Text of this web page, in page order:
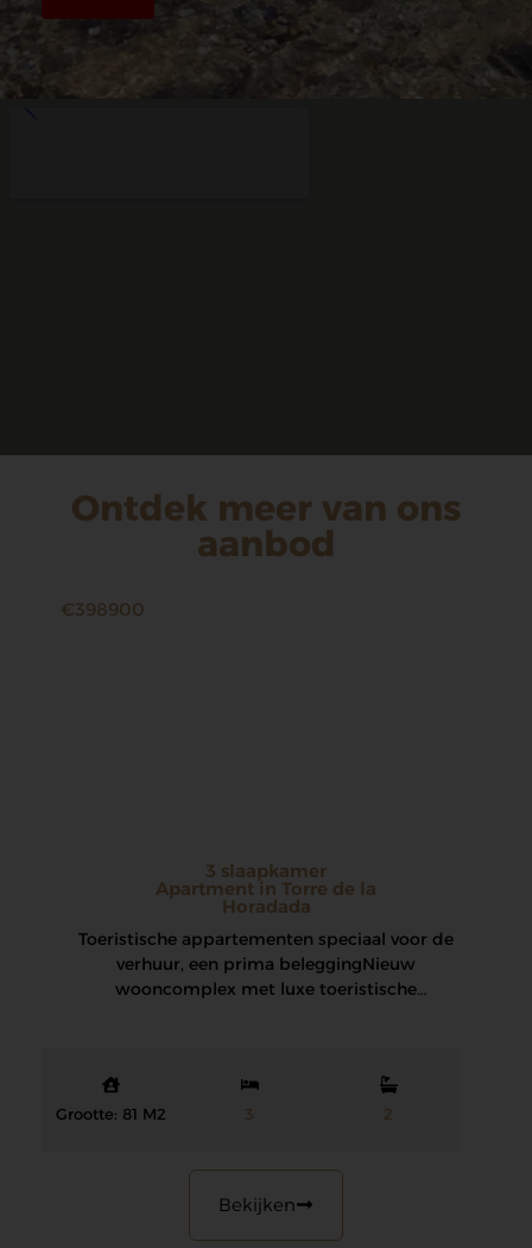
Ontdek meer van ons
aanbod
€398900
3 slaapkamer
Apartment in Torre de la
Horadada
Toeristische appartementen speciaal voor de
verhuur, een prima belegging Nieuw
wooncomplex met luxe toeristische
Grootte: 81 M2 3 2
Bekijken